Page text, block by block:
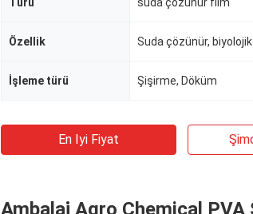
Özellik Suda çözünür,
İşleme türü Şişirme, Döküm
En Iyi Fiyat
Ambalaj Agro Chemical PVA